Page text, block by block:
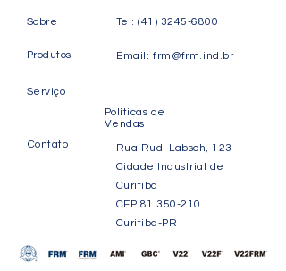
Sobre Tel:(41) 3245-6800
Produtos Email:frm@frm.ind.br
Serviço
Políticas de
Vendas
Contato
Rua Rudi Labsch, 123
Cidade Industrial de
Curitiba
CEP 81.350-210 .
Curitiba-PR